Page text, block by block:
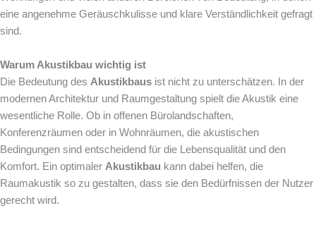
eine angenehme Geräuschkulisse und klare Verständlichkeit gefragt
sind.
Warum Akustikbau wichtig ist
Die Bedeutung des Akustikbaus ist nicht zu unterschätzen. In der
modernen Architektur und Raumgestaltung spielt die Akustik eine
wesentliche Rolle. Ob in offenen Bürolandschaften,
Konferenzräumen oder in Wohnräumen, die akustischen
Bedingungen sind entscheidend für die Lebensqualität und den
Komfort. Ein optimaler Akustikbau kann dabei helfen, die
Raumakustik so zu gestalten, dass sie den Bedürfnissen der Nutzer
gerecht wird.